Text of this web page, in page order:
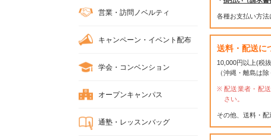
各種お支払い方
送料・配送に
10,000円以上(税
（沖縄・離島は除
配送業者・配
さい。
その他、送料・配
営業・訪問ノベルティ
キャンペーン・イベント配布
学会・コンベンション
オープンキャンパス
通塾・レッスンバッグ